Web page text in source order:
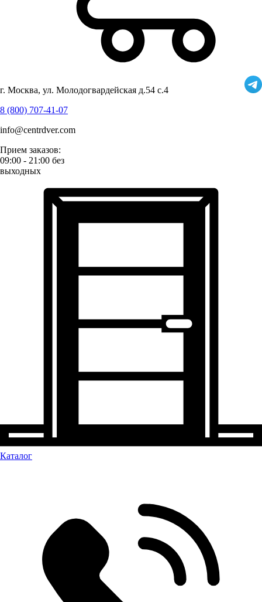
г. Москва, ул. Молодогвардейская д.54 с.4
8 (800) 707-41-07
info@centrdver.com
Прием заказов:
09:00 - 21:00 без
выходных
Каталог